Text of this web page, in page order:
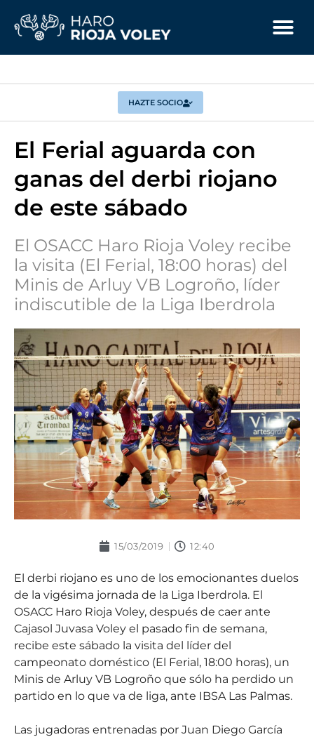
HAZTE SOCIO
El Ferial aguarda con
ganas del derbi riojano
de este sábado
El OSACC Haro Rioja Voley recibe
la visita (El Ferial, 18:00 horas) del
Minis de Arluy VB Logroño, líder
indiscutible de la Liga Iberdrola
15/03/2019 12:40
El derbi riojano es uno de los emocionantes duelos
de la vigésima jornada de la Liga Iberdrola. El
OSACC Haro Rioja Voley, después de caer ante
Cajasol Juvasa Voley el pasado fin de semana,
recibe este sábado la visita del líder del
campeonato doméstico (El Ferial, 18:00 horas), un
Minis de Arluy VB Logroño que sólo ha perdido un
partido en lo que va de liga, ante IBSA Las Palmas.
Las jugadoras entrenadas por Juan Diego García